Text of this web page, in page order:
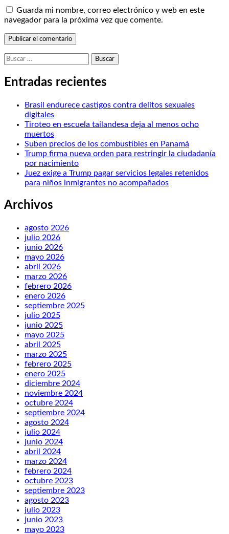
Guarda mi nombre, correo electrónico y web en este
navegador para la próxima vez que comente.
Buscar:
Entradas recientes
Brasil endurece castigos contra delitos sexuales
digitales
Tiroteo en escuela tailandesa deja al menos ocho
muertos
Suben precios de los combustibles en Panamá
Trump firma nueva orden para restringir la ciudadanía
por nacimiento
Juez exige a Trump pagar servicios legales retenidos
para niños inmigrantes no acompañados
Archivos
agosto 2026
julio 2026
junio 2026
mayo 2026
abril 2026
marzo 2026
febrero 2026
enero 2026
septiembre 2025
julio 2025
junio 2025
mayo 2025
abril 2025
marzo 2025
febrero 2025
enero 2025
diciembre 2024
noviembre 2024
octubre 2024
septiembre 2024
agosto 2024
julio 2024
junio 2024
abril 2024
marzo 2024
febrero 2024
octubre 2023
septiembre 2023
agosto 2023
julio 2023
junio 2023
mayo 2023